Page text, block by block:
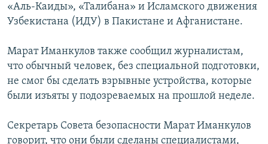
«Аль-Каиды», «Талибана» и Исламского движения
Узбекистана (ИДУ) в Пакистане и Афганистане.
Марат Иманкулов также сообщил журналистам,
что обычный человек, без специальной подготовки,
не смог бы сделать взрывные устройства, которые
были изъяты у подозреваемых на прошлой неделе.
Секретарь Совета безопасности Марат Иманкулов
говорит, что они были сделаны специалистами,